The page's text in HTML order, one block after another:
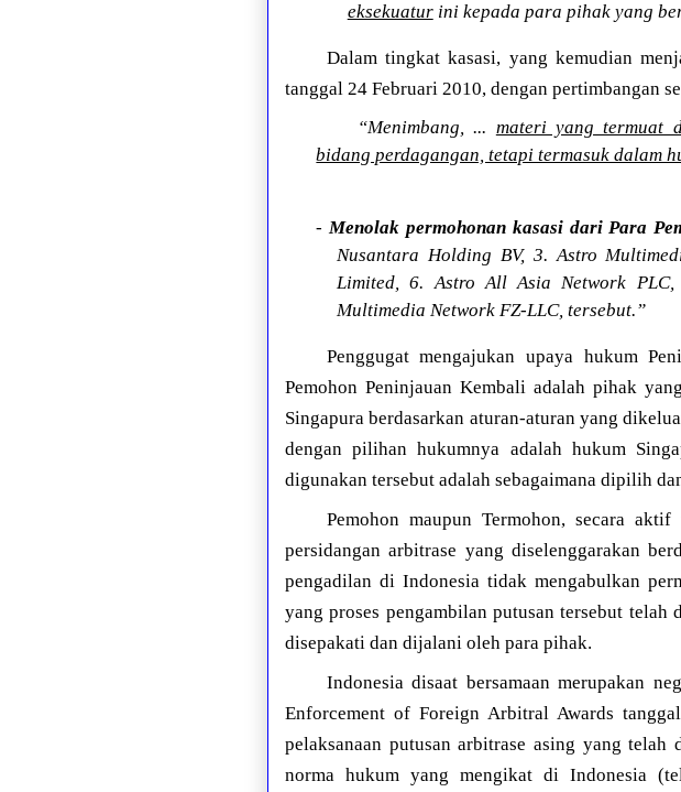
eksekuaturini kepada para pihak yang
Dalam tingkat kasasi, yang kemudian
tanggal 24 Februari 2010, dengan pertimbangan
“Menimbang, ... materi yang termuat
bidang perdagangan, tetapi termasuk dalam
-Menolak permohonan kasasi dari Para
Nusantara Holding BV, 3. Astro
Limited, 6. Astro All Asia Network
Multimedia Network FZ-LLC, tersebut.”
Penggugat mengajukan upaya hukum
Pemohon Peninjauan Kembali adalah pihak
Singapura berdasarkan aturan-aturan yang
dengan pilihan hukumnya adalah hukum
digunakan tersebut adalah sebagaimana dipilih
Pemohon maupun Termohon, secara
persidangan arbitrase yang diselenggarakan
pengadilan di Indonesia tidak mengabulkan
yang proses pengambilan putusan tersebut telah
disepakati dan dijalani oleh para pihak.
Indonesia disaat bersamaan merupakan
Enforcement of Foreign Arbitral Awards
pelaksanaan putusan arbitrase asing yang
norma hukum yang mengikat di Indonesia